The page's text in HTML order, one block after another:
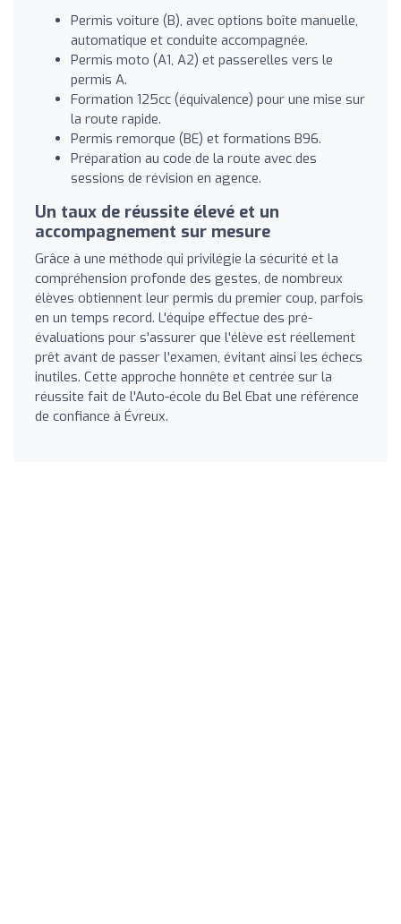
Permis voiture (B), avec options boîte manuelle,
automatique et conduite accompagnée.
Permis moto (A1, A2) et passerelles vers le
permis A.
Formation 125cc (équivalence) pour une mise sur
la route rapide.
Permis remorque (BE) et formations B96.
Préparation au code de la route avec des
sessions de révision en agence.
Un taux de réussite élevé et un
accompagnement sur mesure
Grâce à une méthode qui privilégie la sécurité et la
compréhension profonde des gestes, de nombreux
élèves obtiennent leur permis du premier coup, parfois
en un temps record. L'équipe effectue des pré-
évaluations pour s'assurer que l'élève est réellement
prêt avant de passer l'examen, évitant ainsi les échecs
inutiles. Cette approche honnête et centrée sur la
réussite fait de l'Auto-école du Bel Ebat une référence
de confiance à Évreux.